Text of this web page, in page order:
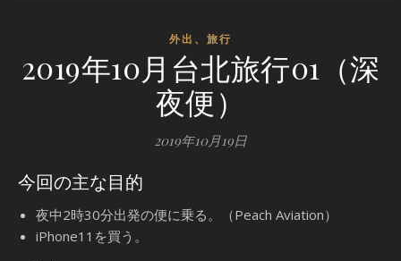
外出、旅行
2019年10月台北旅行01（深
夜便）
2019年10月19日
今回の主な目的
夜中2時30分出発の便に乗る。（Peach Aviation）
iPhone11を買う。